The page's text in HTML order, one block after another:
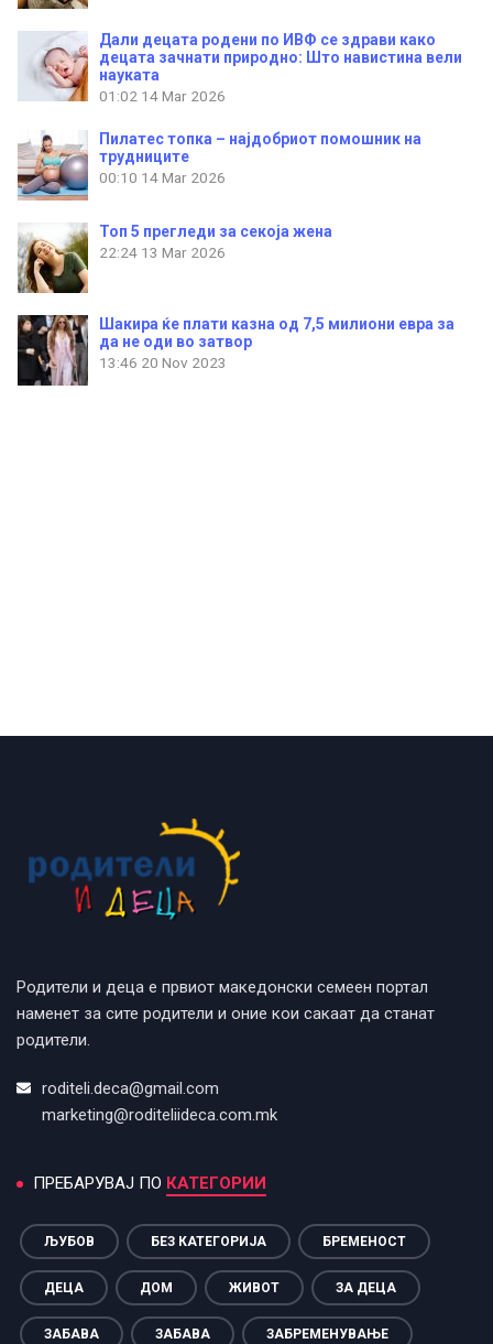
Дали децата родени по ИВФ се здрави како
децата зачнати природно: Што навистина вели
науката
01:02 14 Mar 2026
Пилатес топка – најдобриот помошник на
трудниците
00:10 14 Mar 2026
Топ 5 прегледи за секоја жена
22:24 13 Mar 2026
Шакира ќе плати казна од 7,5 милиони евра за
да не оди во затвор
13:46 20 Nov 2023
Родители и деца е првиот македонски семеен портал
наменет за сите родители и оние кои сакаат да станат
родители.
roditeli.deca@gmail.com
marketing@roditeliideca.com.mk
ПРЕБАРУВАЈ ПО КАТЕГОРИИ
ЉУБОВ БЕЗ КАТЕГОРИЈА БРЕМЕНОСТ
ДЕЦА ДОМ ЖИВОТ ЗА ДЕЦА
ЗАБАВА ЗАБАВА ЗАБРЕМЕНУВАЊЕ